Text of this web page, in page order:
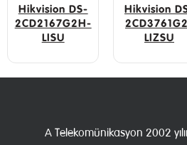
Hikvision DS-
2CD2167G2H-
LISU
Hikvision
LIZSU
A Telekomünikasyon 2002